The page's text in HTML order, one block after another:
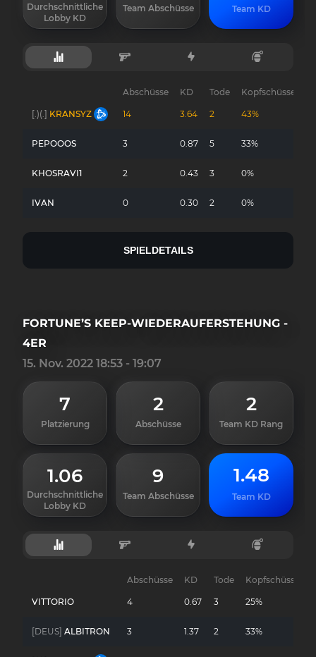
Durchschnittliche
Lobby KD
Team Abschüsse Team KD
Abschüsse KD Tode Kopfschüsse
[.)(.] KRANSYZ 14 3.64 2 43%
PEPOOOS 3 0.87 5 33%
KHOSRAVI1 2 0.43 3 0%
IVAN 0 0.30 2 0%
SPIELDETAILS
7
Platzierung
2
Abschüsse
2
Team KD Rang
1.06
Durchschnittliche
Lobby KD
9
Team Abschüsse
1.48
Team KD
FORTUNE’S KEEP-WIEDERAUFERSTEHUNG -
4ER
15. Nov. 2022 18:53 - 19:07
Abschüsse KD Tode Kopfschüsse
VITTORIO 4 0.67 3 25%
[DEUS] ALBITRON 3 1.37 2 33%